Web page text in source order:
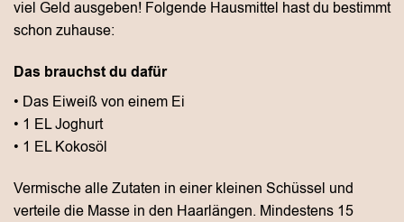
viel Geld ausgeben! Folgende Hausmittel hast du bestimmt
schon zuhause:
Das brauchst du dafür
• Das Eiweiß von einem Ei
• 1 EL Joghurt
• 1 EL Kokosöl
Vermische alle Zutaten in einer kleinen Schüssel und
verteile die Masse in den Haarlängen. Mindestens 15